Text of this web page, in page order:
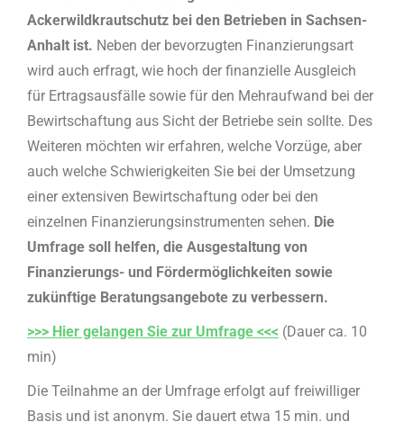
Ackerwildkrautschutz bei den Betrieben in Sachsen-
Anhalt ist. Neben der bevorzugten Finanzierungsart
wird auch erfragt, wie hoch der finanzielle Ausgleich
für Ertragsausfälle sowie für den Mehraufwand bei der
Bewirtschaftung aus Sicht der Betriebe sein sollte. Des
Weiteren möchten wir erfahren, welche Vorzüge, aber
auch welche Schwierigkeiten Sie bei der Umsetzung
einer extensiven Bewirtschaftung oder bei den
einzelnen Finanzierungsinstrumenten sehen. Die
Umfrage soll helfen, die Ausgestaltung von
Finanzierungs- und Fördermöglichkeiten sowie
zukünftige Beratungsangebote zu verbessern.
>>> Hier gelangen Sie zur Umfrage <<< (Dauer ca. 10
min)
Die Teilnahme an der Umfrage erfolgt auf freiwilliger
Basis und ist anonym. Sie dauert etwa 15 min. und